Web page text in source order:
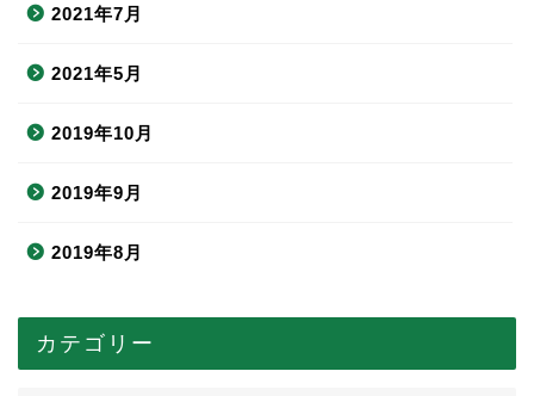
2021年7月
2021年5月
2019年10月
2019年9月
2019年8月
カテゴリー